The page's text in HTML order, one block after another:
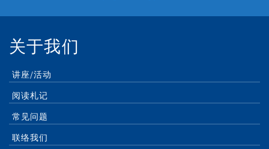
关于我们
讲座/活动
阅读札记
常见问题
联络我们